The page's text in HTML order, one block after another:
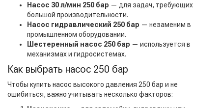
Насос 30 л/мин 250 бар — для задач, требующих
большой производительности.
Насос гидравлический 250 бар — незаменим в
промышленном оборудовании.
Шестеренный насос 250 бар — используется в
механизмах и гидросистемах.
Как выбрать насос 250 бар
Чтобы купить насос высокого давления 250 бар и не
ошибиться, важно учитывать несколько факторов: